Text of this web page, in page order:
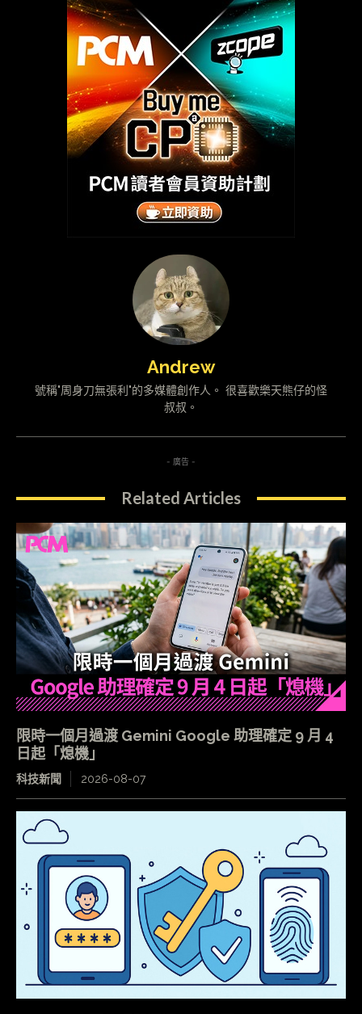
Andrew
號稱"周身刀無張利"的多媒體創作人。 很喜歡樂天熊仔的怪
叔叔。
- 廣告 -
Related Articles
限時一個月過渡 Gemini Google 助理確定 9 月 4
日起「熄機」
科技新聞 2026-08-07